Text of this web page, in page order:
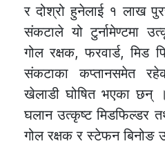
र दोश्रो हुनेलाई १ लाख
संकटाले यो टुर्नामेण्टमा
गोल रक्षक, फरवार्ड, मिड
संकटाका कप्तानसमेत
खेलाडी घोषित भएका
घलान उत्कृष्ट मिडफिल्डर
गोल रक्षक र स्टेफन बिनोङ